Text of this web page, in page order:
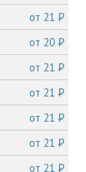
от 21P
от 20P
от 21P
от 21P
от 21P
от 21P
от 21P